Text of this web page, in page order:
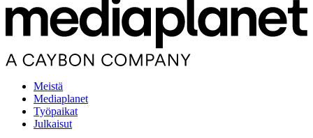
Meistä
Mediaplanet
Työpaikat
Julkaisut